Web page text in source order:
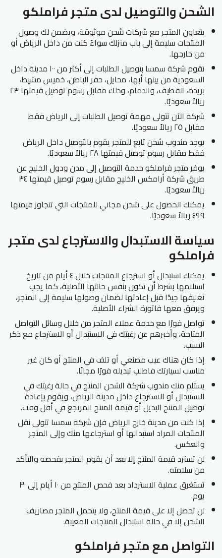
الشحن والتوصيل لدى متجر فراملكو
يتعاون المتجر مع شركات شحن موثوقة، ويضمن لك وصول
المنتجات سليمة إلى باب منزلك سواءً كنت من داخل الرياض أو
من خارجها.
تقوم شركة سمسا بتوصيل الطلبات إلى أكثر من ١٠٠ مدينة داخل
السعودية من بينها أبها، محايل، حفر الباطن، خميس مشيط،
بريدة، القطيف، والدمام، وذلك مقابل رسوم توصيل قيمتها ٢٣
ريالاً سعوديًا.
شركة الآن تتولى مهمة توصيل الطلبات إلى الرياض فقط
مقابل ٢٥ ريالاً سعوديًا.
يوجد مندوب شحن تابع للمتجر يقوم بالتوصيل داخل الرياض
فقط مقابل رسوم توصيل قيمتها ٢٨ ريالاً سعوديًا.
يوفر متجر فراملكو خدمة التوصيل إلى مدن ودول الخليج عن
طريق شركة أرامكس الخليج مقابل رسوم توصيل قيمتها ٣٤
ريالاً سعوديًا.
يمكنك الحصول على شحن مجاني للمنتجات التي تتجاوز قيمتها
٤٩٩ ريالاً سعوديًا.
سياسة الاستبدال والاسترجاع لدى متجر
فراملكو
يمكنك استبدال أو استرجاع المنتجات خلال ٤ أيام من تاريخ
استلامها بشرط أن تكون بنفس حالتها الأصلية، كما يجب
تغليفها جيدًا قبل إعادتها لضمان وصولها سليمة إلى المتجر،
ويرفق معها فاتورة الشراء الأصلية.
تواصل فورًا مع خدمة عملاء المتجر من خلال وسائل التواصل
المتاحة، وأخبرهم عن رغبتك في الاستبدال أو الاسترجاع مع ذكر
السبب.
إذا كان هناك عيب مصنعي أو تلف في المنتج أو كان غير
مناسب لسيارتك فاطلب تبديله فورًا مجانًا.
يستلم منك مندوب شركة الشحن المنتج في حالة رغبتك في
الاستبدال أو الاسترجاع داخل مدينة الرياض، ويقوم بإعادة
توصيل المنتج البديل أو قيمة المنتج المرتجع في أقل وقت.
إذا كنت من مدينة خارج الرياض فإن شركة سمسا تتولى نقل
المنتجات المراد استبدالها أو استرجاعها منك وإلى المتجر
والعكس.
لن تسترد قيمة المنتج إلا بعد أن يقوم المتجر بفحصه والتأكد
من سلامته.
تستغرق عملية الاسترداد بعد فحص المنتج من ١٠ أيام إلى ٣٠
يوم.
لن تحصل إلا على قيمة المنتج، ولا يتحمل المتجر مصاريف
الشحن إلا في حالة استبدال المنتجات المعيبة.
التواصل مع متجر فراملكو